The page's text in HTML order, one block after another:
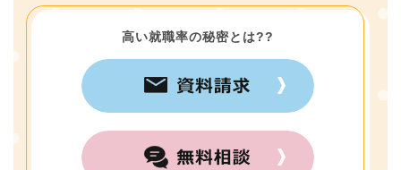
高い就職率の秘密とは??